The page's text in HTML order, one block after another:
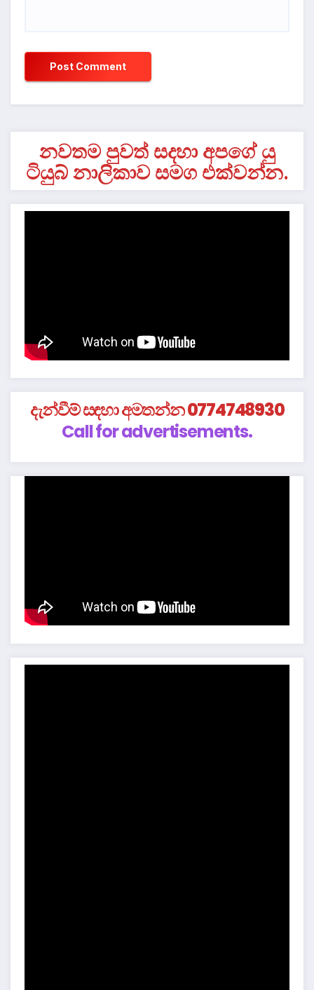
නවතම පුවත් සදහා අපගේ යු
ටියුබ් නාලිකාව සමග එක්වන්න.
දැන්වීම් සඳහා අමතන්න 0774748930
Call for advertisements.